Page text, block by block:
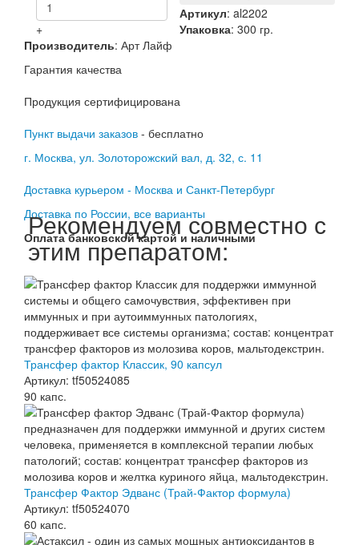
+
Артикул: al2202
Упаковка: 300 гр.
Производитель: Арт Лайф
Гарантия качества
Продукция сертифицирована
Пункт выдачи заказов - бесплатно
г. Москва, ул. Золоторожский вал, д. 32, с. 11
Доставка курьером - Москва и Санкт-Петербург
Доставка по России, все варианты
Оплата банковской картой и наличными
Рекомендуем совместно с
этим препаратом:
Трансфер фактор Классик, 90 капсул
Артикул: tf50524085
90 капс.
Трансфер Фактор Эдванс (Трай-Фактор формула)
Артикул: tf50524070
60 капс.